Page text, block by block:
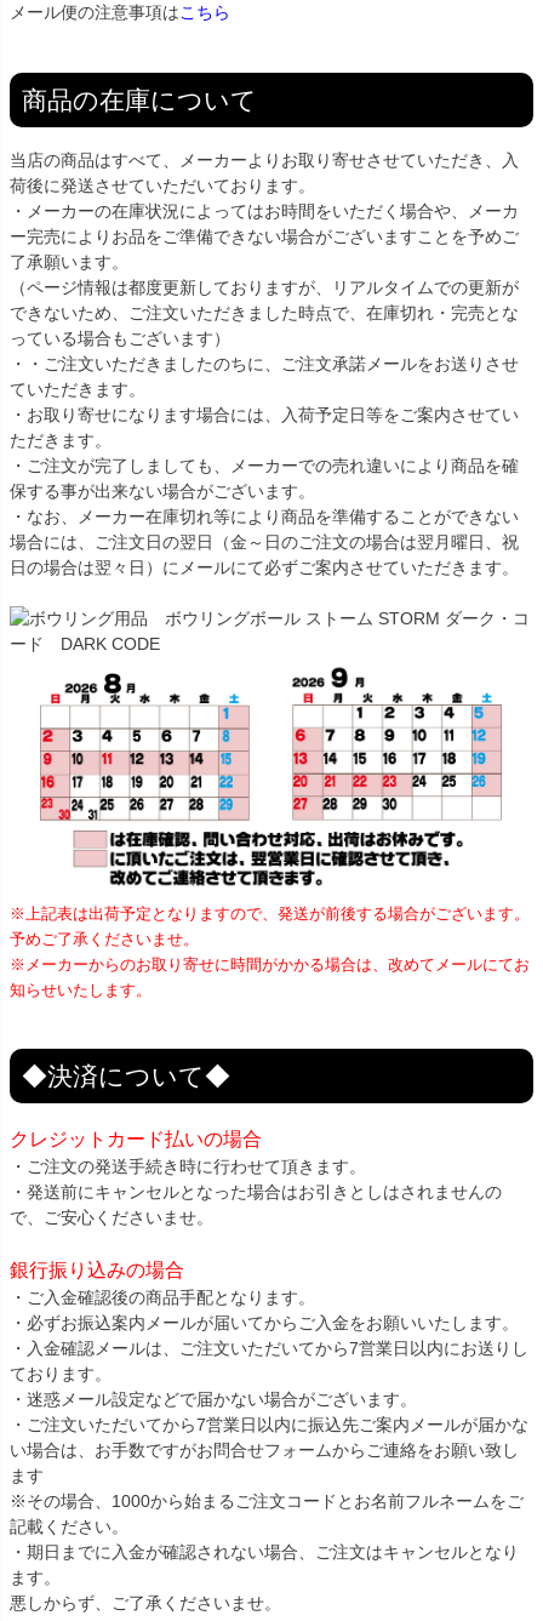
メール便の注意事項はこちら
商品の在庫について
当店の商品はすべて、メーカーよりお取り寄せさせていただき、入
荷後に発送させていただいております。
・メーカーの在庫状況によってはお時間をいただく場合や、メーカ
ー完売によりお品をご準備できない場合がございますことを予めご
了承願います。
（ページ情報は都度更新しておりますが、リアルタイムでの更新が
できないため、ご注文いただきました時点で、在庫切れ・完売とな
っている場合もございます）
・・ご注文いただきましたのちに、ご注文承諾メールをお送りさせ
ていただきます。
・お取り寄せになります場合には、入荷予定日等をご案内させてい
ただきます。
・ご注文が完了しましても、メーカーでの売れ違いにより商品を確
保する事が出来ない場合がございます。
・なお、メーカー在庫切れ等により商品を準備することができない
場合には、ご注文日の翌日（金～日のご注文の場合は翌月曜日、祝
日の場合は翌々日）にメールにて必ずご案内させていただきます。
※上記表は出荷予定となりますので、発送が前後する場合がございます。
予めご了承くださいませ。
※メーカーからのお取り寄せに時間がかかる場合は、改めてメールにてお
知らせいたします。
◆決済について◆
クレジットカード払いの場合
・ご注文の発送手続き時に行わせて頂きます。
・発送前にキャンセルとなった場合はお引きとしはされませんの
で、ご安心くださいませ。
銀行振り込みの場合
・ご入金確認後の商品手配となります。
・必ずお振込案内メールが届いてからご入金をお願いいたします。
・入金確認メールは、ご注文いただいてから7営業日以内にお送りし
ております。
・迷惑メール設定などで届かない場合がございます。
・ご注文いただいてから7営業日以内に振込先ご案内メールが届かな
い場合は、お手数ですがお問合せフォームからご連絡をお願い致し
ます
※その場合、1000から始まるご注文コードとお名前フルネームをご
記載ください。
・期日までに入金が確認されない場合、ご注文はキャンセルとなり
ます。
悪しからず、ご了承くださいませ。